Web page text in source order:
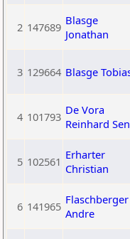
2 147689 Blasge
Jonathan
3 129664 Blasge
4 101793 De Vora
Reinhard
5 102561 Erharter
Christian
6 141965 Flaschberger
Andre